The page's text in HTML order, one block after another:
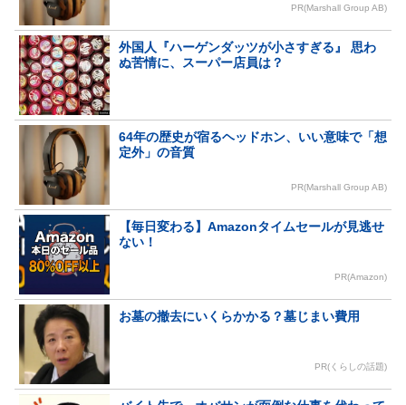
PR(Marshall Group AB)
外国人『ハーゲンダッツが小さすぎる』 思わ
ぬ苦情に、スーパー店員は？
64年の歴史が宿るヘッドホン、いい意味で「想
定外」の音質
PR(Marshall Group AB)
【毎日変わる】Amazonタイムセールが見逃せ
ない！
PR(Amazon)
お墓の撤去にいくらかかる？墓じまい費用
PR(くらしの話題)